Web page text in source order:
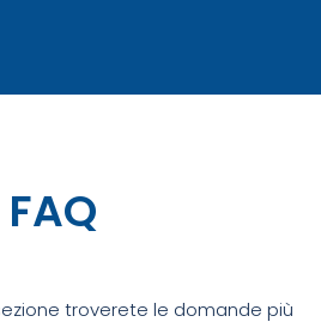
FAQ
troverete le domande più